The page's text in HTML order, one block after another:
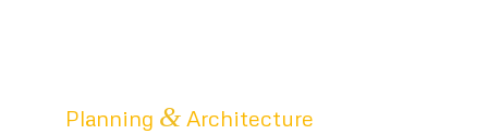
Planning & Architecture